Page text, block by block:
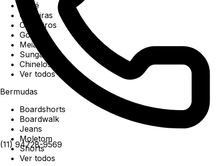
(11) 94728-9569
Boné
Carteiras
Chaveiros
Gorros
Meias
Sunga
Chinelos
Ver todos
Bermudas
Boardshorts
Boardwalk
Jeans
Moletom
Shorts
Ver todos